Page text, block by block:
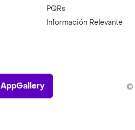
PQRs
Información Relevante
AppGallery
AppGallery ©